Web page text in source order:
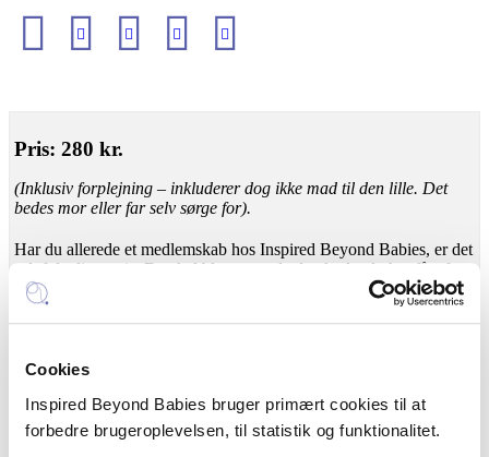
Cookies
Inspired Beyond Babies bruger primært cookies til at
forbedre brugeroplevelsen, til statistik og funktionalitet.
Pris: 280 kr.
(Inklusiv forplejning– inkluderer dog ikke mad til den lille. Det
bedes mor eller far selv sørge for).
Har du allerede et medlemskab hos Inspired Beyond Babies, er det
selvfølgelig gratis. Du skal blot anvende den kode, du har fået fra
os, når du tilmelder dig foredraget.
Første gang du tilmelder dig, skal du oprette dig som bruger og
Foredraget er afholdt